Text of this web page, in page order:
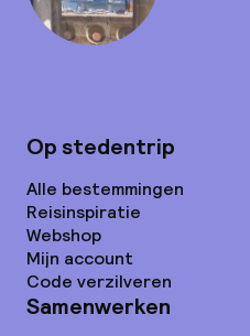
Op stedentrip
Alle bestemmingen
Reisinspiratie
Webshop
Mijn account
Code verzilveren
Samenwerken